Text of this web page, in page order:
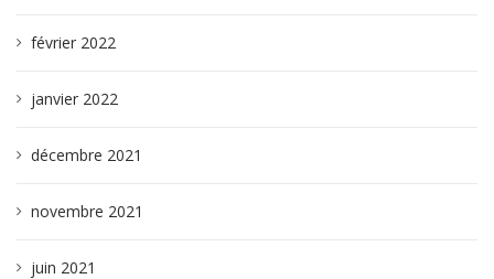
février 2022
janvier 2022
décembre 2021
novembre 2021
juin 2021